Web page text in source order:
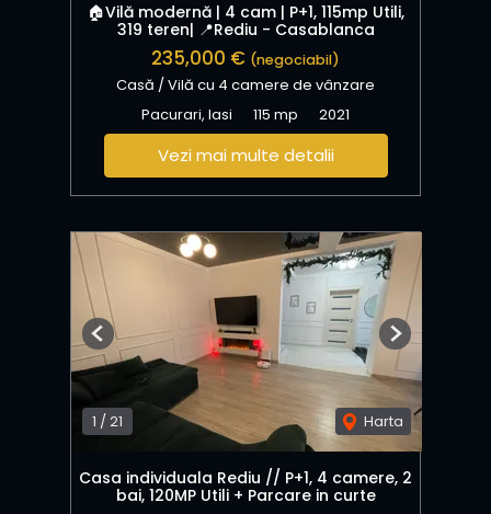
🏠Vilă modernă | 4 cam | P+1, 115mp Utili,
319 teren| 📍Rediu - Casablanca
235,000 € (negociabil)
Casă / Vilă cu 4 camere de vânzare
Pacurari, Iasi
115 mp 2021
Vezi mai multe detalii
1 /21 Harta
Previous Next
Casa individuala Rediu // P+1, 4 camere, 2
bai, 120MP Utili + Parcare in curte